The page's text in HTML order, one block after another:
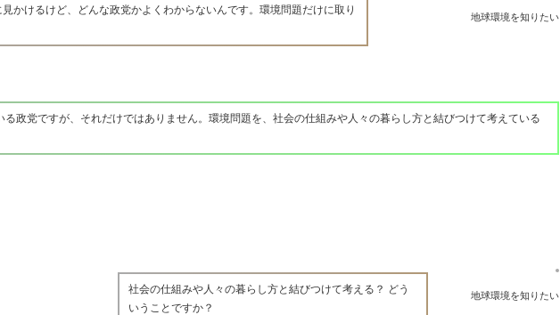
地球環境を知りたい
かけるけど、どんな政党かよくわからないんです。環境問題だけに取り
政党ですが、それだけではありません。環境問題を、社会の仕組みや人々の暮らし方と結びつけて考えている
地球環境を知りたい
社会の仕組みや人々の暮らし方と結びつけて考える？ どう
いうことですか？